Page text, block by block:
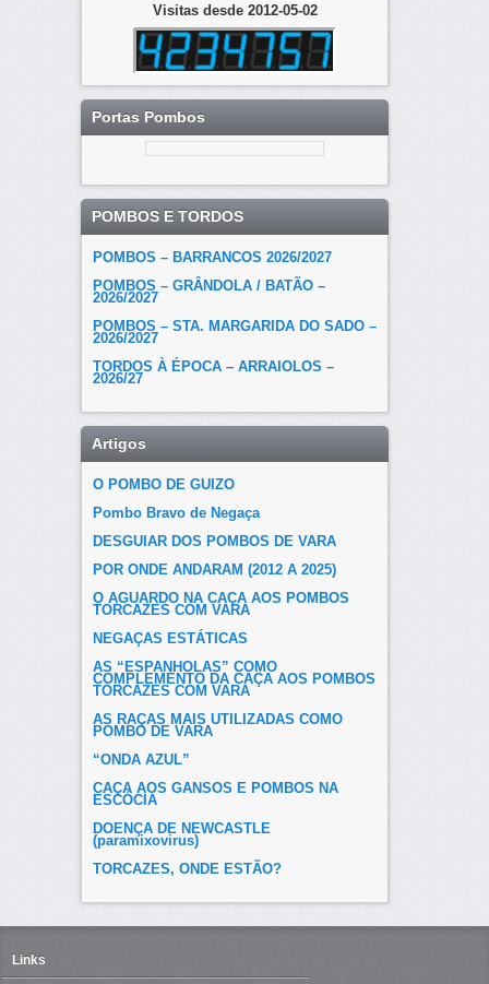
Visitas desde 2012-05-02
Portas Pombos
POMBOS E TORDOS
POMBOS – BARRANCOS 2026/2027
POMBOS – GRÂNDOLA / BATÃO –
2026/2027
POMBOS – STA. MARGARIDA DO SADO –
2026/2027
TORDOS À ÉPOCA – ARRAIOLOS –
2026/27
Artigos
O POMBO DE GUIZO
Pombo Bravo de Negaça
DESGUIAR DOS POMBOS DE VARA
POR ONDE ANDARAM (2012 A 2025)
O AGUARDO NA CAÇA AOS POMBOS
TORCAZES COM VARA
NEGAÇAS ESTÁTICAS
AS “ESPANHOLAS” COMO
COMPLEMENTO DA CAÇA AOS POMBOS
TORCAZES COM VARA
AS RAÇAS MAIS UTILIZADAS COMO
POMBO DE VARA
“ONDA AZUL”
CAÇA AOS GANSOS E POMBOS NA
ESCÓCIA
DOENÇA DE NEWCASTLE
(paramixovirus)
TORCAZES, ONDE ESTÃO?
Links